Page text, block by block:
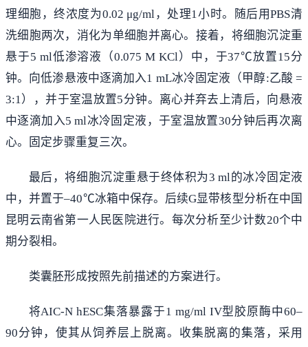
理细胞，终浓度为0.02 μg/ml，处理1小时。随后用PBS清
洗细胞两次，消化为单细胞并离心。接着，将细胞沉淀重
悬于5 ml低渗溶液（0.075 M KCl）中，于37℃放置15分
钟。向低渗悬液中逐滴加入1 mL冰冷固定液（甲醇:乙酸 =
3:1），并于室温放置5分钟。离心并弃去上清后，向悬液
中逐滴加入5 ml冰冷固定液，于室温放置30分钟后再次离
心。固定步骤重复三次。
最后，将细胞沉淀重悬于终体积为3 ml的冰冷固定液
中，并置于–40℃冰箱中保存。后续G显带核型分析在中国
昆明云南省第一人民医院进行。每次分析至少计数20个中
期分裂相。
类囊胚形成按照先前描述的方案进行。
将AIC-N hESC集落暴露于1 mg/ml IV型胶原酶中60–
90分钟，使其从饲养层上脱离。收集脱离的集落，采用